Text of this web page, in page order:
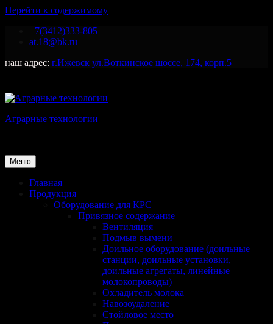
Перейти к содержимому
+7(3412)333-805
at.18@bk.ru
наш адрес: г.Ижевск ул.Воткинское шоссе, 174, корп.5
Аграрные технологии
Меню
Главная
Продукция
Оборудование для КРС
Привязное содержание
Вентиляция
Подмыв вымени
Доильное оборудование (доильные
станции, доильные установки,
доильные агрегаты, линейные
молокопроводы)
Охладитель молока
Навозоудаление
Стойловое место